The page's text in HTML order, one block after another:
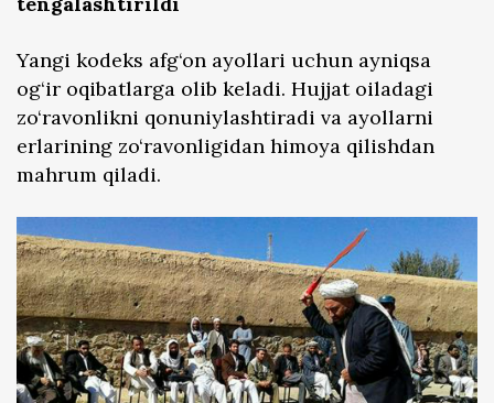
Yangi kodeks afg‘on ayollari uchun ayniqsa
og‘ir oqibatlarga olib keladi. Hujjat oiladagi
zo‘ravonlikni qonuniylashtiradi va ayollarni
erlarining zo‘ravonligidan himoya qilishdan
mahrum qiladi.